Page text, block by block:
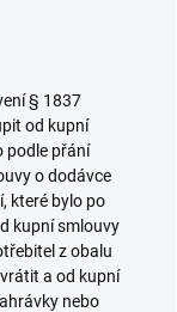
§ 1837
od kupní
podle přání
o dodávce
které bylo po
kupní smlouvy
z obalu
a od kupní
nebo